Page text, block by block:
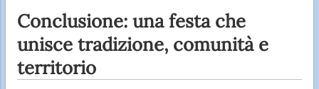
Conclusione: una festa che
unisce tradizione, comunità e
territorio